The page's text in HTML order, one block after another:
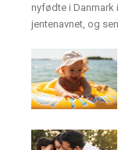
nyfødte i
jentenavnet, og